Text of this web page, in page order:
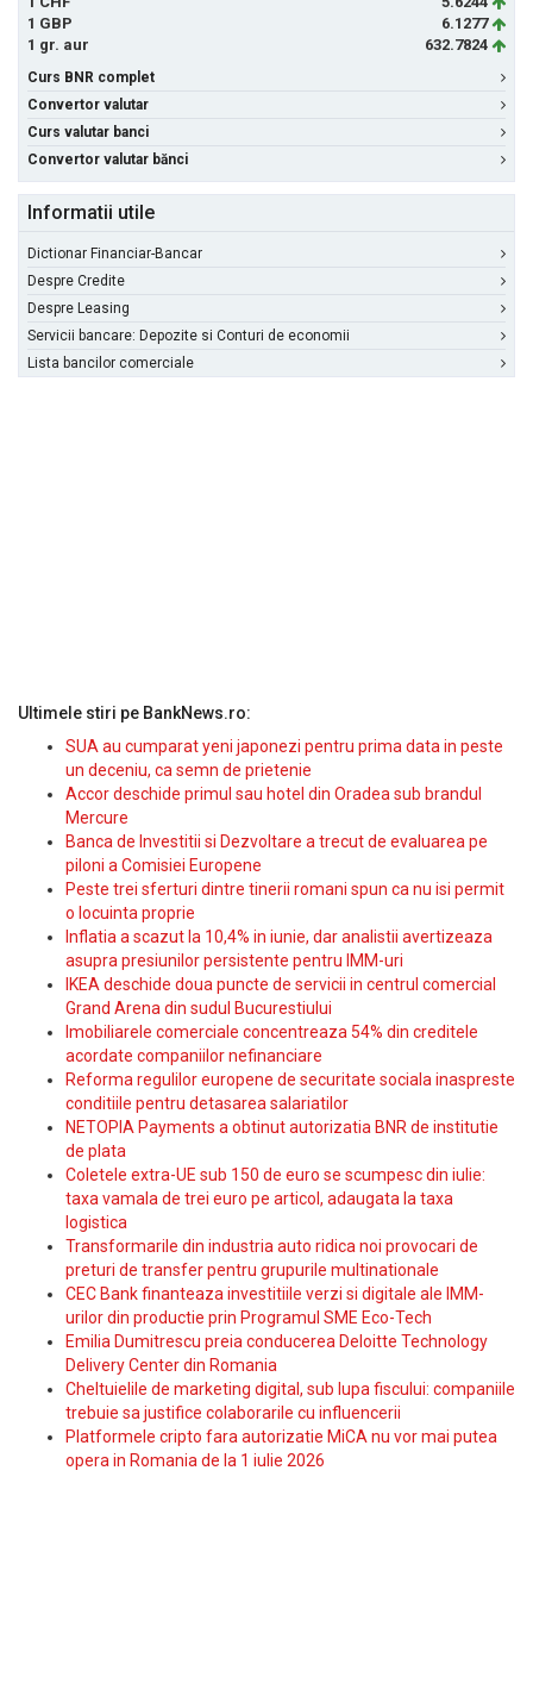
1 GBP
6.1277
1 gr. aur
632.7824
Curs BNR complet
Convertor valutar
Curs valutar banci
Convertor valutar bănci
Informatii utile
Dictionar Financiar-Bancar
Despre Credite
Despre Leasing
Servicii bancare: Depozite si Conturi de economii
Lista bancilor comerciale
Ultimele stiri pe BankNews.ro:
SUA au cumparat yeni japonezi pentru prima data in peste
un deceniu, ca semn de prietenie
Accor deschide primul sau hotel din Oradea sub brandul
Mercure
Banca de Investitii si Dezvoltare a trecut de evaluarea pe
piloni a Comisiei Europene
Peste trei sferturi dintre tinerii romani spun ca nu isi permit
o locuinta proprie
Inflatia a scazut la 10,4% in iunie, dar analistii avertizeaza
asupra presiunilor persistente pentru IMM-uri
IKEA deschide doua puncte de servicii in centrul comercial
Grand Arena din sudul Bucurestiului
Imobiliarele comerciale concentreaza 54% din creditele
acordate companiilor nefinanciare
Reforma regulilor europene de securitate sociala inaspreste
conditiile pentru detasarea salariatilor
NETOPIA Payments a obtinut autorizatia BNR de institutie
de plata
Coletele extra-UE sub 150 de euro se scumpesc din iulie:
taxa vamala de trei euro pe articol, adaugata la taxa
logistica
Transformarile din industria auto ridica noi provocari de
preturi de transfer pentru grupurile multinationale
CEC Bank finanteaza investitiile verzi si digitale ale IMM-
urilor din productie prin Programul SME Eco-Tech
Emilia Dumitrescu preia conducerea Deloitte Technology
Delivery Center din Romania
Cheltuielile de marketing digital, sub lupa fiscului: companiile
trebuie sa justifice colaborarile cu influencerii
Platformele cripto fara autorizatie MiCA nu vor mai putea
opera in Romania de la 1 iulie 2026